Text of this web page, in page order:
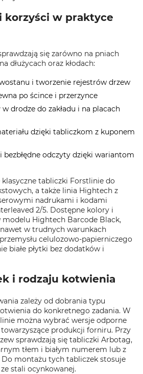
korzyści w praktyce
się zarówno na pniach
dłużycach oraz kłodach:
i tworzenie rejestrów drzew
po ścince i przerzynce
drodze do zakładu i na placach
dzięki tabliczkom z kuponem
bezbłędne odczyty dzięki wariantom
tabliczki Forstlinie do
a także linia Hightech z
nadrukami i kodami
2/5. Dostępne kolory i
Hightech Barcode Black,
w trudnych warunkach
celulozowo‑papierniczego
białe płytki bez dodatków i
i rodzaju kotwienia
zależy od dobrania typu
do konkretnego zadania. W
można wybrać wersje odporne
produkcji forniru. Przy
sprawdzają się tabliczki Arbotag,
tłem i białym numerem lub z
montażu tych tabliczek stosuje
stali ocynkowanej.